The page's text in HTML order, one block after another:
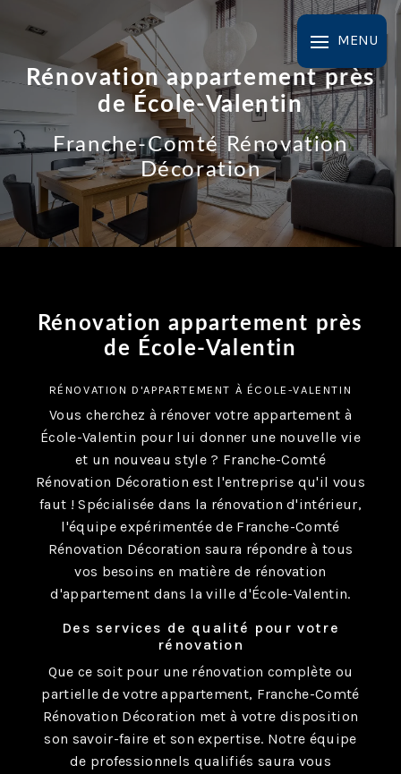
MENU
Rénovation appartement près
de École-Valentin
Franche-Comté Rénovation
Décoration
Rénovation appartement près
de École-Valentin
RÉNOVATION D'APPARTEMENT À ÉCOLE-VALENTIN
Vous cherchez à rénover votre appartement à
École-Valentin pour lui donner une nouvelle vie
et un nouveau style ? Franche-Comté
Rénovation Décoration est l'entreprise qu'il vous
faut ! Spécialisée dans la rénovation d'intérieur,
l'équipe expérimentée de Franche-Comté
Rénovation Décoration saura répondre à tous
vos besoins en matière de rénovation
d'appartement dans la ville d'École-Valentin.
Des services de qualité pour votre
rénovation
Que ce soit pour une rénovation complète ou
partielle de votre appartement, Franche-Comté
Rénovation Décoration met à votre disposition
son savoir-faire et son expertise. Notre équipe
de professionnels qualifiés saura vous
Panneau de gestion des cookies